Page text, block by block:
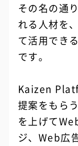
その名の通
れる人材を
て活用でき
です。
Kaizen
提案をもら
を上げて
ジ、Web広